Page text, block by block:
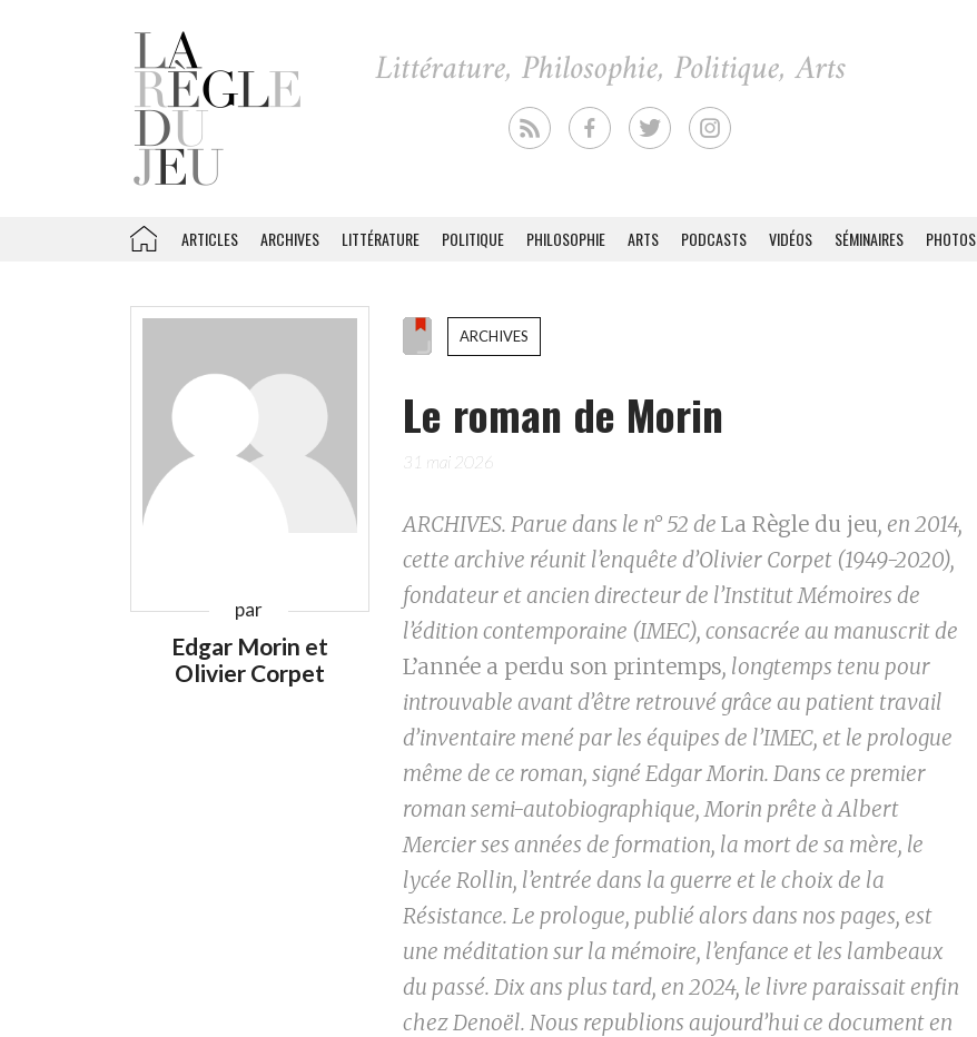
ARTICLES ARCHIVES LITTÉRATURE POLITIQUE PHILOSOPHIE ARTS PODCASTS VIDÉOS SÉMINAIRES PHOTOS
par
Edgar Morin et
Olivier Corpet
ARCHIVES
Le roman de Morin
31 mai 2026
ARCHIVES. Parue dans le n° 52 deLa Règle du jeu, en 2014,
cette archive réunit l’enquête d’Olivier Corpet (1949-2020),
fondateur et ancien directeur de l’Institut Mémoires de
l’édition contemporaine (IMEC), consacrée au manuscrit de
L’année a perdu son printemps, longtemps tenu pour
introuvable avant d’être retrouvé grâce au patient travail
d’inventaire mené par les équipes de l’IMEC, et le prologue
même de ce roman, signé Edgar Morin. Dans ce premier
roman semi-autobiographique, Morin prête à Albert
Mercier ses années de formation, la mort de sa mère, le
lycée Rollin, l’entrée dans la guerre et le choix de la
Résistance. Le prologue, publié alors dans nos pages, est
une méditation sur la mémoire, l’enfance et les lambeaux
du passé. Dix ans plus tard, en 2024, le livre paraissait enfin
chez Denoël. Nous republions aujourd’hui ce document en